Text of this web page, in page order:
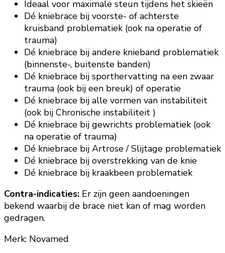
Ideaal voor maximale steun tijdens het skieën
Dé kniebrace bij voorste- of achterste
kruisband problematiek (ook na operatie of
trauma)
Dé kniebrace bij andere knieband problematiek
(binnenste-, buitenste banden)
Dé kniebrace bij sporthervatting na een zwaar
trauma (ook bij een breuk) of operatie
Dé kniebrace bij alle vormen van instabiliteit
(ook bij Chronische instabiliteit )
Dé kniebrace bij gewrichts problematiek (ook
na operatie of trauma)
Dé kniebrace bij Artrose / Slijtage problematiek
Dé kniebrace bij overstrekking van de knie
Dé kniebrace bij kraakbeen problematiek
Contra-indicaties: Er zijn geen aandoeningen
bekend waarbij de brace niet kan of mag worden
gedragen.
Merk: Novamed